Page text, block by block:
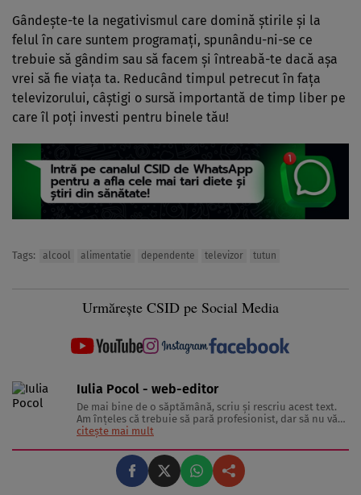
Gândeşte-te la negativismul care domină ştirile şi la
felul în care suntem programaţi, spunându-ni-se ce
trebuie să gândim sau să facem şi întreabă-te dacă aşa
vrei să fie viaţa ta. Reducând timpul petrecut în faţa
televizorului, câştigi o sursă importantă de timp liber pe
care îl poţi investi pentru binele tău!
Tags: alcool alimentatie dependente televizor tutun
Urmărește CSID pe Social Media
Iulia Pocol - web-editor
De mai bine de o săptămână, scriu şi rescriu acest text.
Am înţeles că trebuie să pară profesionist, dar să nu vă
sperie. Sincer, la 20 de ani, nu aş putea spune că
interesul meu principal. Totuşi, nu pot să nu recunosc
interesul ...
citește mai mult